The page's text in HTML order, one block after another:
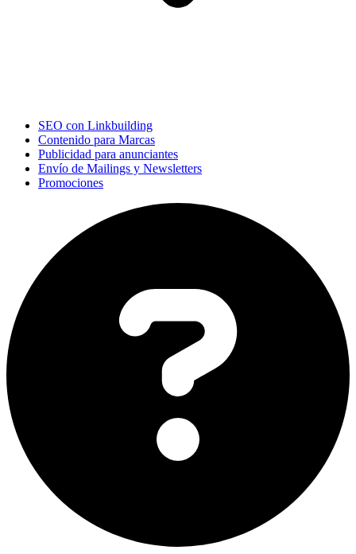
SEO con Linkbuilding
Contenido para Marcas
Publicidad para anunciantes
Envío de Mailings y Newsletters
Promociones